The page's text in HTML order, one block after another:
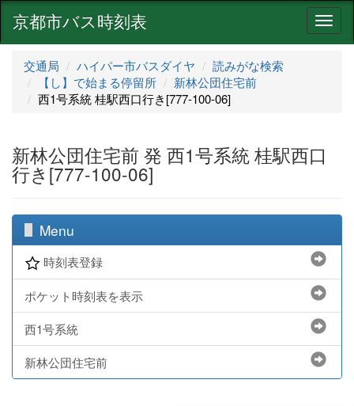
ナ
ビ
京都市バス時刻表
交通局 ハイパー市バスダイヤ
読みがな検索
【し】で始まる停留所
新林公団住宅前
西1号系統 桂駅西口行き[777-100-06]
新林公団住宅前 発 西1号系統 桂駅西口
行き[777-100-06]
Menu
時刻表登録
ポケット時刻表を表示
西1号系統
新林公団住宅前